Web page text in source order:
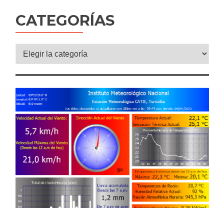
CATEGORÍAS
Categorías